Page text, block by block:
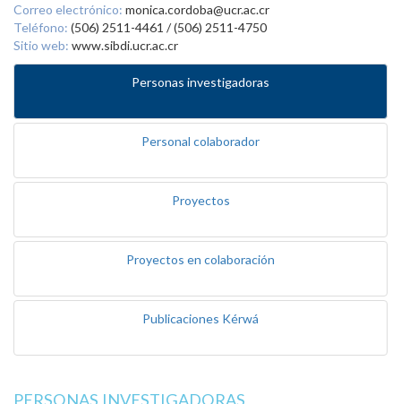
Correo electrónico: monica.cordoba@ucr.ac.cr
Teléfono: (506) 2511-4461 / (506) 2511-4750
Sitio web: www.sibdi.ucr.ac.cr
Personas investigadoras
Personal colaborador
Proyectos
Proyectos en colaboración
Publicaciones Kérwá
PERSONAS INVESTIGADORAS